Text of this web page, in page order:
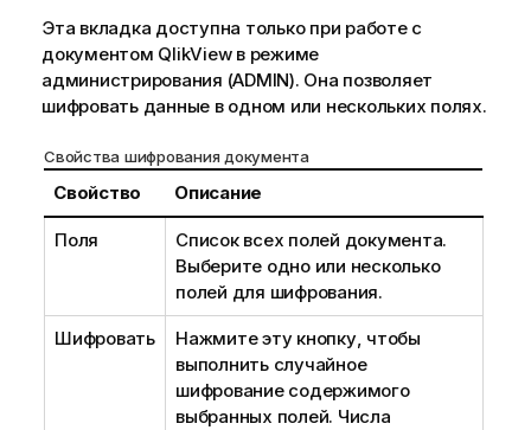
Эта вкладка доступна только при работе с
документом QlikView в режиме
администрирования (ADMIN). Она позволяет
шифровать данные в одном или нескольких полях.
Свойства шифрования документа
Свойство Описание
Поля
Список всех полей документа.
Выберите одно или несколько
полей для шифрования.
Шифровать
Нажмите эту кнопку, чтобы
выполнить случайное
шифрование содержимого
выбранных полей. Числа